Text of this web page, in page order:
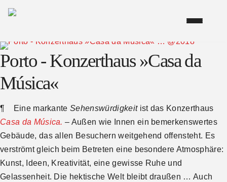
Porto - Konzerthaus »Casa da
Música«
¶ Eine markanteSehenswürdigkeitist das Konzerthaus
Casa da Música. – Außen wie Innen ein bemerkenswertes
Gebäude, das allen Besuchern weitgehend offensteht. Es
verströmt gleich beim Betreten eine besondere Atmosphäre:
Kunst, Ideen, Kreativität, eine gewisse Ruhe und
Gelassenheit. Die hektische Welt bleibt draußen … Auch